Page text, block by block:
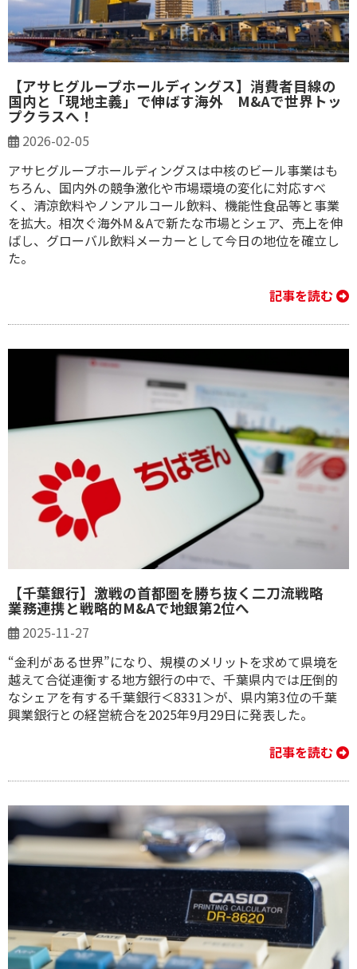
【アサヒグループホールディングス】消費者目線の
国内と「現地主義」で伸ばす海外 M&Aで世界トッ
プクラスへ！
2026-02-05
アサヒグループホールディングスは中核のビール事業はも
ちろん、国内外の競争激化や市場環境の変化に対応すべ
く、清涼飲料やノンアルコール飲料、機能性食品等と事業
を拡大。相次ぐ海外M＆Aで新たな市場とシェア、売上を伸
ばし、グローバル飲料メーカーとして今日の地位を確立し
た。
記事を読む
【千葉銀行】激戦の首都圏を勝ち抜く二刀流戦略
業務連携と戦略的M&Aで地銀第2位へ
2025-11-27
“金利がある世界”になり、規模のメリットを求めて県境を
越えて合従連衡する地方銀行の中で、千葉県内では圧倒的
なシェアを有する千葉銀行＜8331＞が、県内第3位の千葉
興業銀行との経営統合を2025年9月29日に発表した。
記事を読む